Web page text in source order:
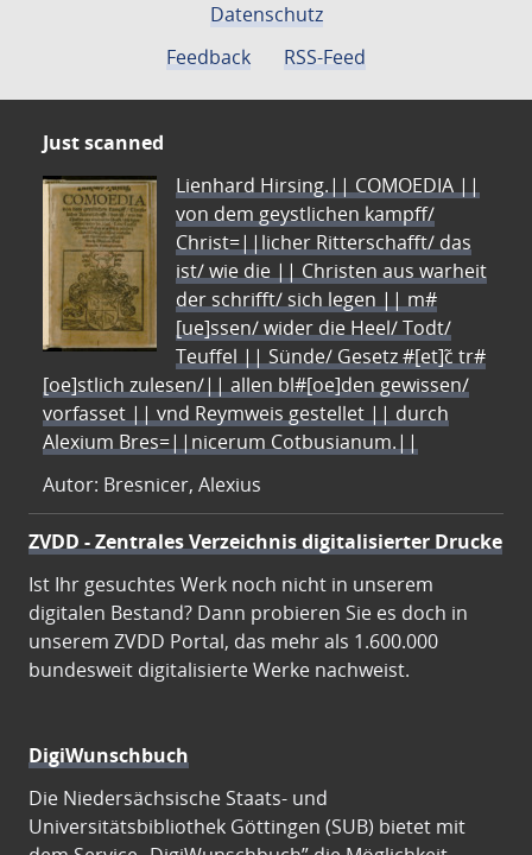
Datenschutz
Feedback
RSS-Feed
Just scanned
Lienhard Hirsing.|| COMOEDIA ||
von dem geystlichen kampff/
Christ=||licher Ritterschafft/ das
ist/ wie die || Christen aus warheit
der schrifft/ sich legen || m#
[ue]ssen/ wider die Heel/ Todt/
Teuffel || Sünde/ Gesetz #[et]c̃ tr#
[oe]stlich zulesen/|| allen bl#[oe]den gewissen/
vorfasset || vnd Reymweis gestellet || durch
Alexium Bres=||nicerum Cotbusianum.||
Autor: Bresnicer, Alexius
ZVDD - Zentrales Verzeichnis digitalisierter Drucke
Ist Ihr gesuchtes Werk noch nicht in unserem
digitalen Bestand? Dann probieren Sie es doch in
unserem ZVDD Portal, das mehr als 1.600.000
bundesweit digitalisierte Werke nachweist.
DigiWunschbuch
Die Niedersächsische Staats- und
Universitätsbibliothek Göttingen (SUB) bietet mit